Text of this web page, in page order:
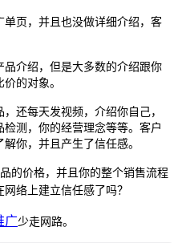
页，并且也没做详细介绍，客
介绍，但是大多数的介绍跟你
的对象。
还每天发视频，介绍你自己，
测，你的经营理念等等。客户
你，并且产生了信任感。
的价格，并且你的整个销售流程
络上建立信任感了吗？
广少走网路。